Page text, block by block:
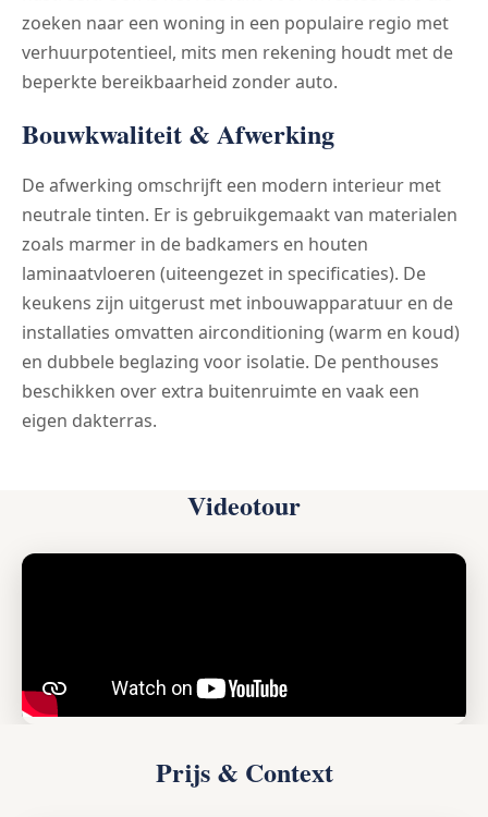
zoeken naar een woning in een populaire regio met
verhuurpotentieel, mits men rekening houdt met de
beperkte bereikbaarheid zonder auto.
Bouwkwaliteit & Afwerking
De afwerking omschrijft een modern interieur met
neutrale tinten. Er is gebruikgemaakt van materialen
zoals marmer in de badkamers en houten
laminaatvloeren (uiteengezet in specificaties). De
keukens zijn uitgerust met inbouwapparatuur en de
installaties omvatten airconditioning (warm en koud)
en dubbele beglazing voor isolatie. De penthouses
beschikken over extra buitenruimte en vaak een
eigen dakterras.
Videotour
Prijs & Context